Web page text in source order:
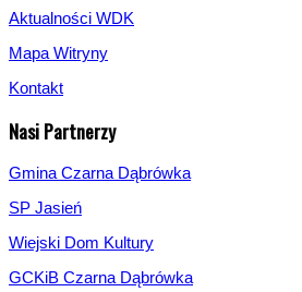
Aktualności WDK
Mapa Witryny
Kontakt
Nasi Partnerzy
Gmina Czarna Dąbrówka
SP Jasień
Wiejski Dom Kultury
GCKiB Czarna Dąbrówka